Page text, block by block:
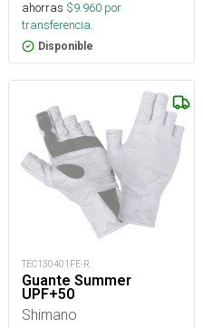
ahorras $9.960 por
transferencia.
Disponible
TEC130401FE-R
Guante Summer
UPF+50
Shimano